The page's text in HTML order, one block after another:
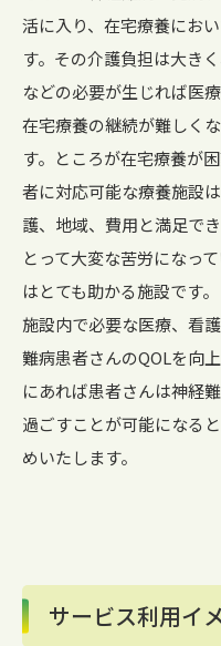
活に入り、在宅療養にお
す。その介護負担は大き
などの必要が生じれば医
在宅療養の継続が難しく
す。ところが在宅療養が
者に対応可能な療養施設
護、地域、費用と満足で
とって大変な苦労になっ
はとても助かる施設です。
施設内で必要な医療、看
難病患者さんのQOLを向
にあれば患者さんは神経
過ごすことが可能になる
めいたします。
サービス利用イ